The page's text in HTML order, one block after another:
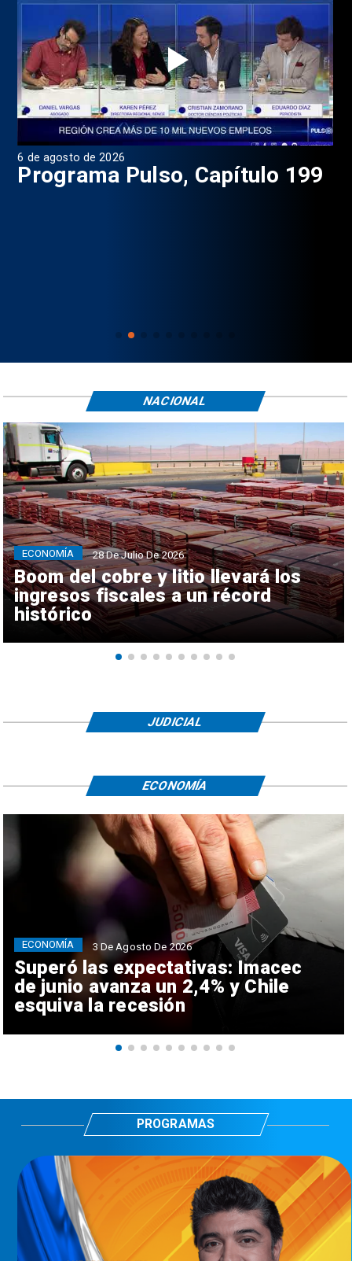
6 de agosto de 2026
Programa Pulso, Capítulo 199
Boom del cobre y litio llevará los
ingresos fiscales a un récord
histórico
ECONOMÍA 28 De Julio De 2026
NACIONAL
JUDICIAL
Superó las expectativas: Imacec
de junio avanza un 2,4% y Chile
esquiva la recesión
ECONOMÍA 3 De Agosto De 2026
ECONOMÍA
PROGRAMAS